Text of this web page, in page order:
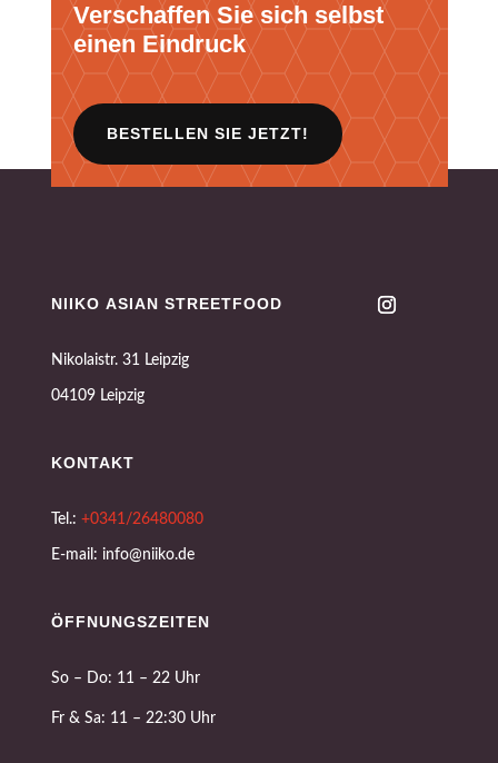
Verschaffen Sie sich selbst
einen Eindruck
BESTELLEN SIE JETZT!
NIIKO ASIAN STREETFOOD
Nikolaistr. 31 Leipzig
04109 Leipzig
KONTAKT
Tel.: +0341/26480080
E-mail: info@niiko.de
ÖFFNUNGSZEITEN
So – Do: 11 – 22 Uhr
Fr & Sa: 11 – 22:30 Uhr